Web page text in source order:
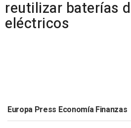
reutilizar baterías
eléctricos
Europa Press Economía Finanzas